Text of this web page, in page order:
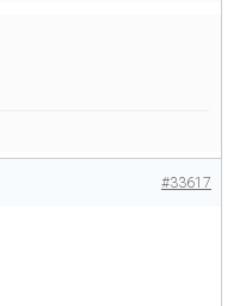
#33617